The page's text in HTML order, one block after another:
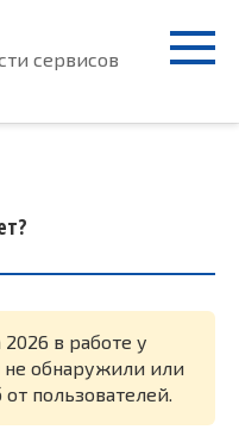
сервисов
2026 в работе у
обнаружили или
пользователей.